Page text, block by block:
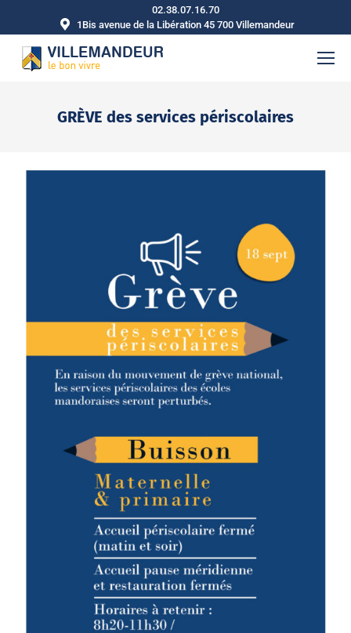
02.38.07.16.70
1Bis avenue de la Libération 45 700 Villemandeur
GRÈVE des services périscolaires